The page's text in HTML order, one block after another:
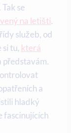
se
na letišti.
služeb, od
tu, která
představám.
a
hladký
fascinujících